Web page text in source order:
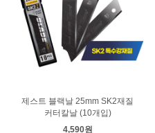
제스트 블랙날 25mm SK2재질
커터칼날 (10개입)
4,590원